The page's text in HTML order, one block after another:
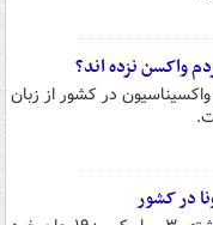
واکسن نزده اند؟
واکسیناسیون در کشور از زبان
در کشور